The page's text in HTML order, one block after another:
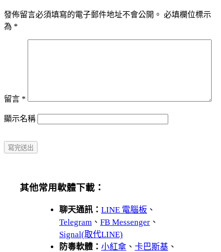
發佈留言必須填寫的電子郵件地址不會公開。 必填欄位標示
為 *
留言 *
顯示名稱
其他常用軟體下載：
聊天通訊： LINE 電腦板 、
Telegram 、 FB Messenger 、
Signal(取代LINE)
防毒軟體： 小紅傘 、 卡巴斯基 、